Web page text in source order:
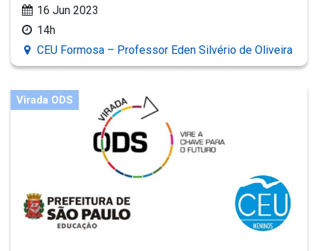
16 Jun 2023
14h
CEU Formosa – Professor Eden Silvério de Oliveira
Virada ODS